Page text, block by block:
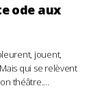
ode aux
jouent,
qui se relèvent
théâtre....